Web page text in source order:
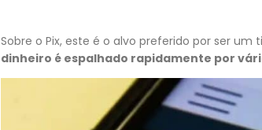
Sobre o Pix, este é o alvo preferido por ser
dinheiro é espalhado rapidamente por